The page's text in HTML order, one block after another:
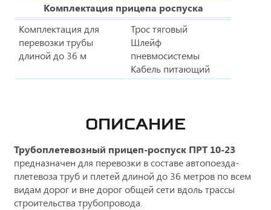
Комплектация прицепа роспуска
Комплектация для
перевозки трубы
длиной до 36 м
Трос тяговый
Шлейф
пневмосистемы
Кабель питающий
ОПИСАНИЕ
Трубоплетевозный прицеп-роспуск ПРТ 10-23
предназначен для перевозки в составе автопоезда-
плетевоза труб и плетей длиной до 36 метров по всем
видам дорог и вне дорог общей сети вдоль трассы
строительства трубопровода.